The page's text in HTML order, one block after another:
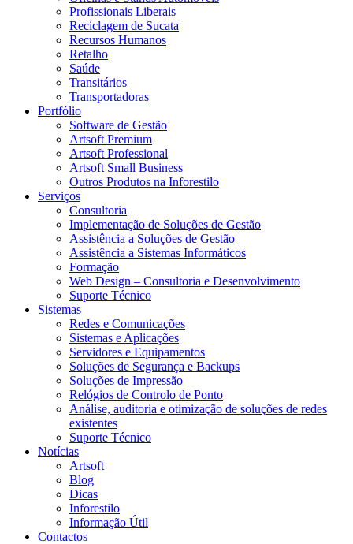
Profissionais Liberais
Reciclagem de Sucata
Recursos Humanos
Retalho
Saúde
Transitários
Transportadoras
Portfólio
Software de Gestão
Artsoft Premium
Artsoft Professional
Artsoft Small Business
Outros Produtos na Inforestilo
Serviços
Consultoria
Implementação de Soluções de Gestão
Assistência a Soluções de Gestão
Assistência a Sistemas Informáticos
Formação
Web Design – Consultoria e Desenvolvimento
Suporte Técnico
Sistemas
Redes e Comunicações
Sistemas e Aplicações
Servidores e Equipamentos
Soluções de Segurança e Backups
Soluções de Impressão
Relógios de Controlo de Ponto
Análise, auditoria e otimização de soluções de redes
existentes
Suporte Técnico
Notícias
Artsoft
Blog
Dicas
Inforestilo
Informação Útil
Contactos